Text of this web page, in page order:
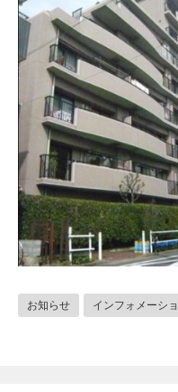
お知らせ インフォメーシ